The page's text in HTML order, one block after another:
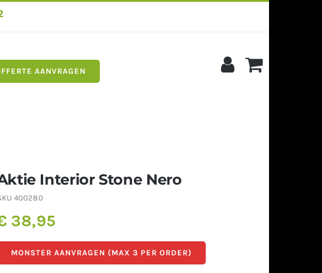
AANVRAGEN
Interior Stone Nero
400280
38,95
MONSTER AANVRAGEN (MAX 3 PER ORDER)